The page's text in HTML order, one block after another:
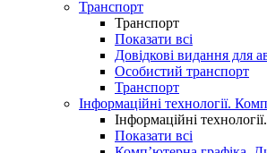
Транспорт
Транспорт
Показати всі
Довідкові видання для
Особистий транспорт
Транспорт
Інформаційні технології.
Інформаційні
Показати всі